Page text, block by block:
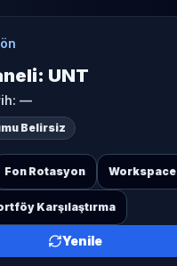
UNT
—
Belirsiz
Fon Rotasyon Workspace
Karşılaştırma
Yenile